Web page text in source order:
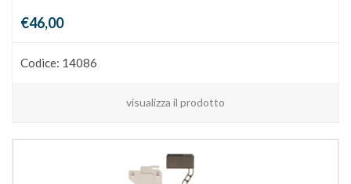
€46,00
Codice: 14086
visualizza il prodotto